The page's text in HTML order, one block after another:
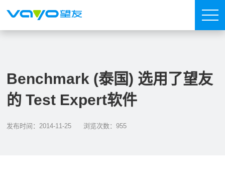
Benchmark (泰国) 选用了望友
的 Test Expert软件
发布时间：2014-11-25 浏览次数：955